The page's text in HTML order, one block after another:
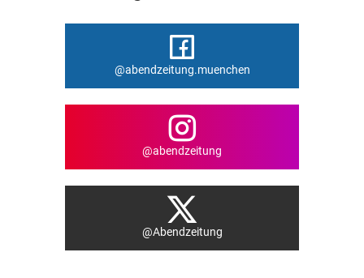
@abendzeitung.muenchen
@abendzeitung
@Abendzeitung